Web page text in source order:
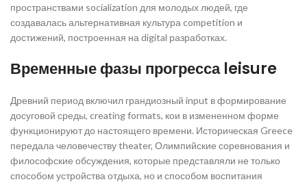
пространствами socialization для молодых людей, где
создавалась альтернативная культура competition и
достижений, построенная на digital разработках.
Временные фазы прогресса leisure
Древний период включил грандиозный input в формирование
досуговой среды, creating formats, кои в измененном форме
функционируют до настоящего времени. Историческая Greece
передала человечеству theater, Олимпийские соревнования и
философские обсуждения, которые представляли не только
способом устройства отдыха, но и способом воспитания